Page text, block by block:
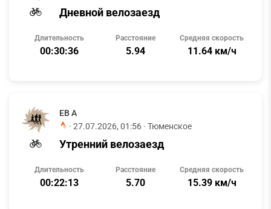
Дневной велозаезд
Длительность
00:30:36
Расстояние
5.94
Средняя скорость
11.64 км/ч
ЕВ А
· 27.07.2026, 01:56 · Тюменское
Утренний велозаезд
Длительность
00:22:13
Расстояние
5.70
Средняя скорость
15.39 км/ч